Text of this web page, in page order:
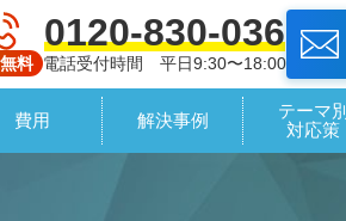
料
0120-830-036
電話受付時間 平日9:30〜18:00
費用 解決事例
テーマ別
対応策